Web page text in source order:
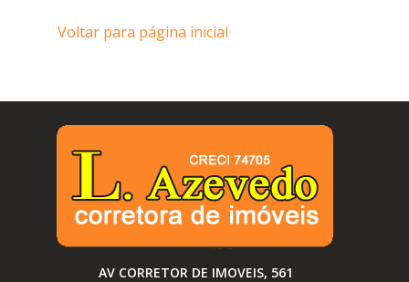
Voltar para página inicial
AV CORRETOR DE IMOVEIS, 561